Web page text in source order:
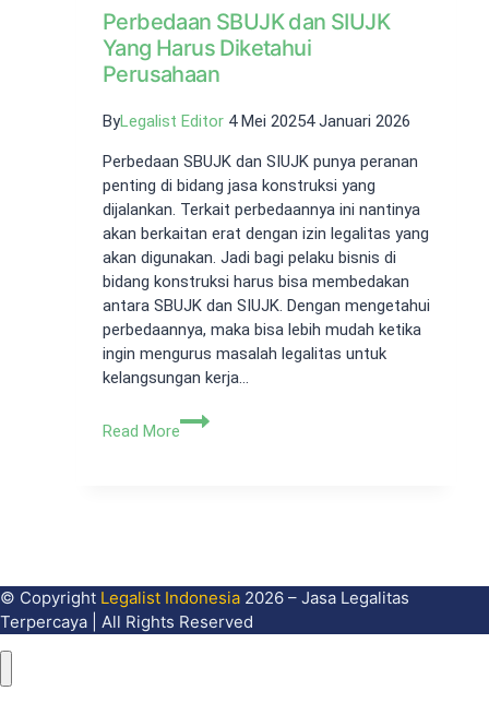
Perbedaan SBUJK dan SIUJK
Yang Harus Diketahui
Perusahaan
ByLegalist Editor 4 Mei 20254 Januari 2026
Perbedaan SBUJK dan SIUJK punya peranan
penting di bidang jasa konstruksi yang
dijalankan. Terkait perbedaannya ini nantinya
akan berkaitan erat dengan izin legalitas yang
akan digunakan. Jadi bagi pelaku bisnis di
bidang konstruksi harus bisa membedakan
antara SBUJK dan SIUJK. Dengan mengetahui
perbedaannya, maka bisa lebih mudah ketika
ingin mengurus masalah legalitas untuk
kelangsungan kerja…
Read More
Perbedaan
Perusahaan
© Copyright Legalist Indonesia 2026 – Jasa Legalitas
Terpercaya | All Rights Reserved